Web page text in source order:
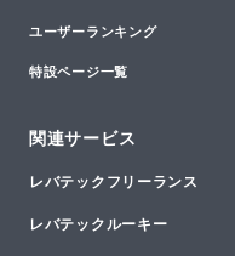
ユーザーランキング
特設ページ一覧
関連サービス
レバテックフリーランス
レバテックルーキー